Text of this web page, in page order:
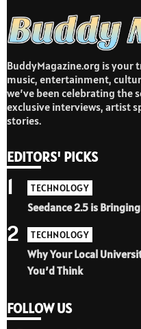
BuddyMagazine.org is your
music, entertainment,
we’ve been celebrating the
exclusive interviews, artist
stories.
EDITORS' PICKS
TECHNOLOGY
Seedance 2.5 is
1
TECHNOLOGY
Why Your Local
You’d Think
2
FOLLOW US